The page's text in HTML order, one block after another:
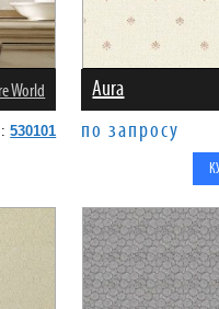
World
530101
Aura
по запросу